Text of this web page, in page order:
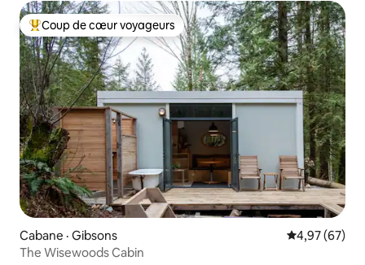
Coup de cœur voyageurs parmi les plus aimés
Coup de cœur voyageurs
Cabane · Gibsons Note
4,97 (67)
The Wisewoods Cabin